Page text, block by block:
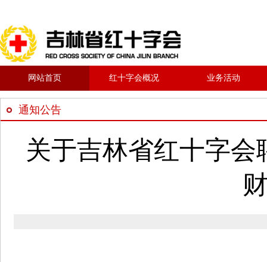
网站首页 红十字会概况 业务活动
通知公告
关于吉林省红十字会